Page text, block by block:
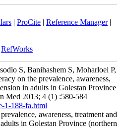
|ProCite|Reference Manager
RefWorks
S, Banihashem S, Moharloei P,
on the prevalence, awareness,
in adults in Golestan Province
Med 2013; 4 (1) :580-584
1-188-fa.html
prevalence, awareness, treatment and
adults in Golestan Province (northern